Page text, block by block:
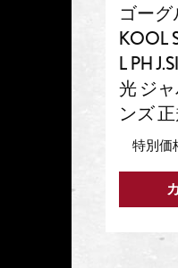
ゴーグ
KOOL
L PH
光 ジ
ンズ
特別価